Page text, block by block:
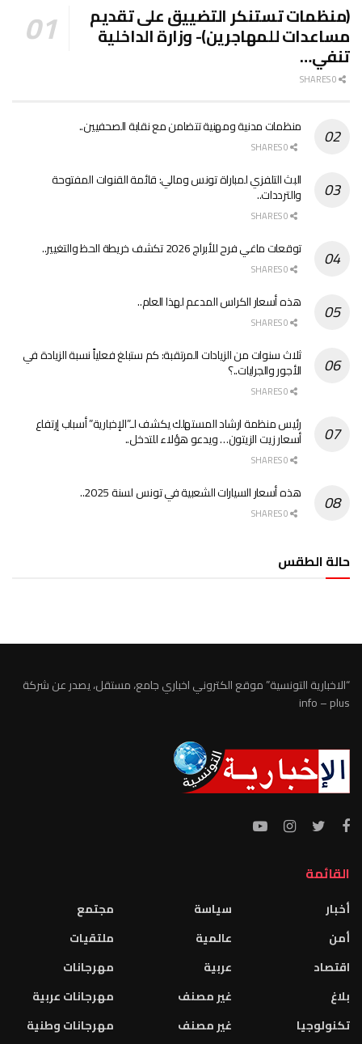
(منظمات تستنكر التضييق على تقديم
مساعدات للمهاجرين)- وزارة الداخلية
تنفي…
منظمات مدنية ومهنية تتضامن مع نقابة الصحفيين..
البث التلفزي لمباراة تونس ومالي: قائمة القنوات المفتوحة
والترددات..
توقعات ماغي فرح للأبراج 2026 تكشف خريطة الحظ والتغيير..
هذه أسعار الكراس المدعم لهذا العام..
ثلاث سنوات من الزيادات المرتقبة: كم ستبلغ فعلياً نسبة الزيادة في
الأجور والجرايات..؟
رئيس منظمة ارشاد المستهلك يكشف لـ”الإخبارية” أسباب إرتفاع
أسعار زيت الزيتون… ويدعو هؤلاء للتدخل..
هذه أسعار السيارات الشعبية في تونس لسنة 2025..
حالة الطقس
“الاخبارية التونسية” موقع الكتروني اخباري جامع، مستقل، يصدر عن شركة
info – plus
القائمة
أخبار
أمن
اقتصاد
بلاغ
تكنولوجيا
سياسة
عالمية
عربية
غير مصنف
غير مصنف
مجتمع
ملتقيات
مهرجانات
مهرجانات عربية
مهرجانات وطنية